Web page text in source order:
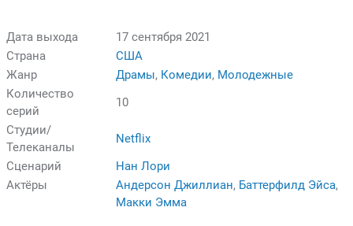
Дата выхода
17 сентября 2021
Страна
США
Жанр
Драмы, Комедии, Молодежные
Количество
серий
10
Студии/
Телеканалы
Netflix
Сценарий
Нан Лори
Актёры
Андерсон Джиллиан, Баттерфилд Эйса,
Макки Эмма